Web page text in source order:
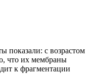
показали: с возрастом
что их мембраны
к фрагментации